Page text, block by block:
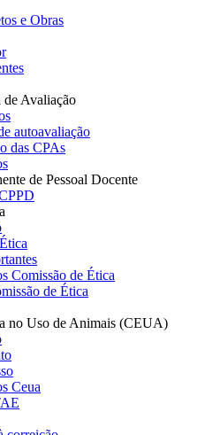
e Obras
de Avaliação
autoavaliação
das CPAs
de Pessoal Docente
Comissão de Ética
de Ética
no Uso de Animais (CEUA)
Ceua